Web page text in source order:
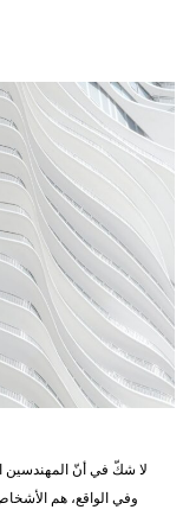
لا شكّ في أنّ المهندسين
وفي الواقع، هم